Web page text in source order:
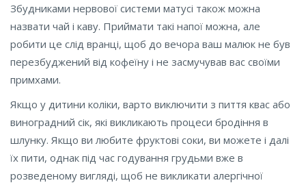
Збудниками нервової системи матусі також можна
назвати чай і каву. Приймати такі напої можна, але
робити це слід вранці, щоб до вечора ваш малюк не був
перезбуджений від кофеїну і не засмучував вас своїми
примхами.
Якщо у дитини коліки, варто виключити з пиття квас або
виноградний сік, які викликають процеси бродіння в
шлунку. Якщо ви любите фруктові соки, ви можете і далі
їх пити, однак під час годування грудьми вже в
розведеному вигляді, щоб не викликати алергічної